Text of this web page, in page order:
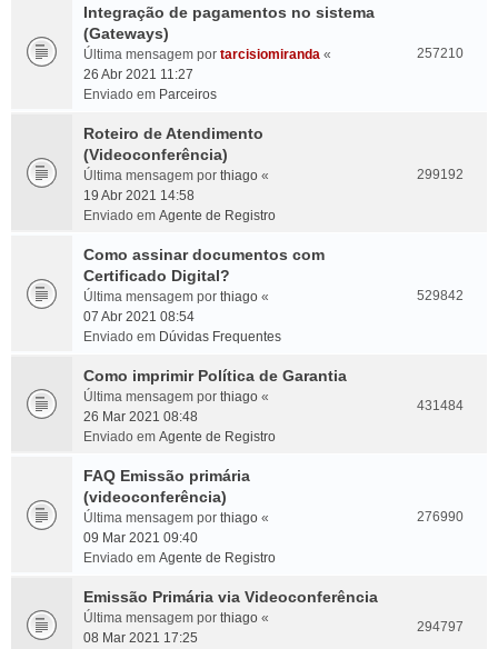
Integração de pagamentos no sistema
(Gateways)
Última mensagem por tarcisiomiranda «
26 Abr 2021 11:27
Enviado em Parceiros
257210
Roteiro de Atendimento
(Videoconferência)
Última mensagem por thiago «
19 Abr 2021 14:58
Enviado em Agente de Registro
299192
Como assinar documentos com
Certificado Digital?
Última mensagem por thiago «
07 Abr 2021 08:54
Enviado em Dúvidas Frequentes
529842
Como imprimir Política de Garantia
Última mensagem por thiago «
26 Mar 2021 08:48
Enviado em Agente de Registro
431484
FAQ Emissão primária
(videoconferência)
Última mensagem por thiago «
09 Mar 2021 09:40
Enviado em Agente de Registro
276990
Emissão Primária via Videoconferência
Última mensagem por thiago «
08 Mar 2021 17:25
294797